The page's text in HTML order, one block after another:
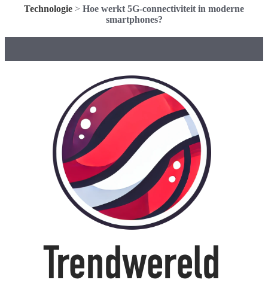
Technologie > Hoe werkt 5G-connectiviteit in moderne
smartphones?